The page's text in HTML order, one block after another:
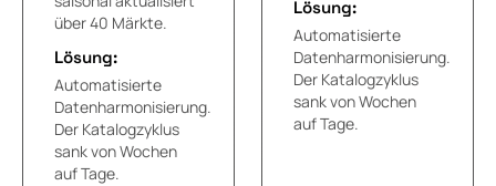
über 40 Märkte.
Lösung:
Automatisierte
Datenharmonisierung.
Der Katalogzyklus
sank von Wochen
auf Tage.
Lösung:
Automatisierte
Datenharmonisierung.
Der Katalogzyklus
sank von Wochen
auf Tage.